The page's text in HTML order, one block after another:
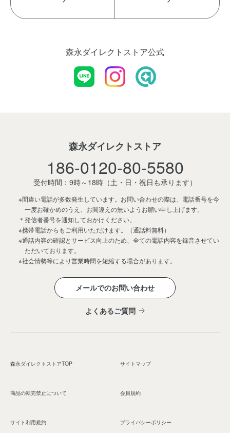
森永ダイレクトストア公式
森永ダイレクトストア
186-0120-80-5580
受付時間：9時～18時 （土・日・祝日も承ります）
※間違い電話が多数発生しています。お問い合わせの際は、電話番号を今
一度お確かめのうえ、お間違えの無いようお願い申し上げます。
＊発信者番号を通知しておかけください。
※携帯電話からもご利用いただけます。（通話料無料）
※通話内容の確認とサービス向上のため、全ての電話内容を録音させてい
ただいております。
※社会情勢等により営業時間を短縮する場合があります。
メールでのお問い合わせ
よくあるご質問
森永ダイレクトストアTOP サイトマップ
商品の転売禁止について 会員規約
サイト利用規約 プライバシーポリシー